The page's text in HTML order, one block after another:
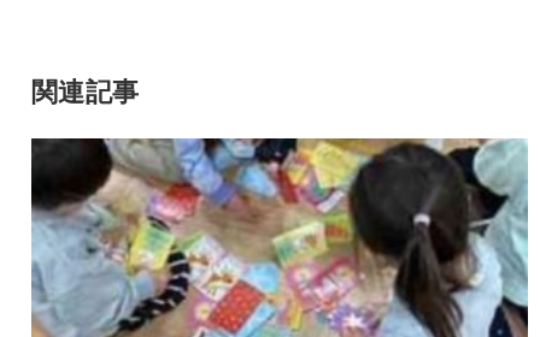
関連記事